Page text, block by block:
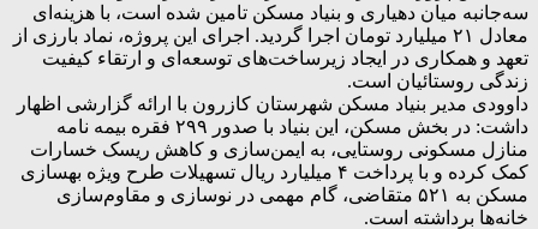
سه‌جانبه میان دهیاری و بنیاد مسکن تامین شده است، با هزینه‌ای
معادل ۲۱ میلیارد تومان اجرا گردید. اجرای این پروژه، نماد بارزی از
تعهد و همکاری در ایجاد زیرساخت‌های توسعه‌ای و ارتقاء کیفیت
زندگی روستائیان است.
داوودی مدیر بنیاد مسکن شهرستان کازرون با ارائه گزارشی اظهار
داشت: در بخش مسکن، این بنیاد با صدور ۲۹۹ فقره بیمه نامه
منازل مسکونی روستایی، به ایمن‌سازی و کاهش ریسک خسارات
کمک کرده و با پرداخت ۴ میلیارد ریال تسهیلات طرح ویژه بهسازی
مسکن به ۵۲۱ متقاضی، گام مهمی در نوسازی و مقاوم‌سازی
خانه‌ها برداشته است.